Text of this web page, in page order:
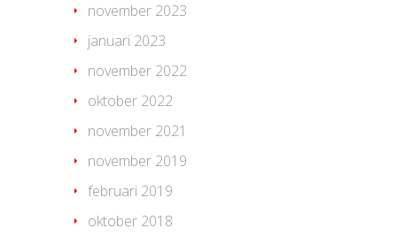
november 2023
januari 2023
november 2022
oktober 2022
november 2021
november 2019
februari 2019
oktober 2018